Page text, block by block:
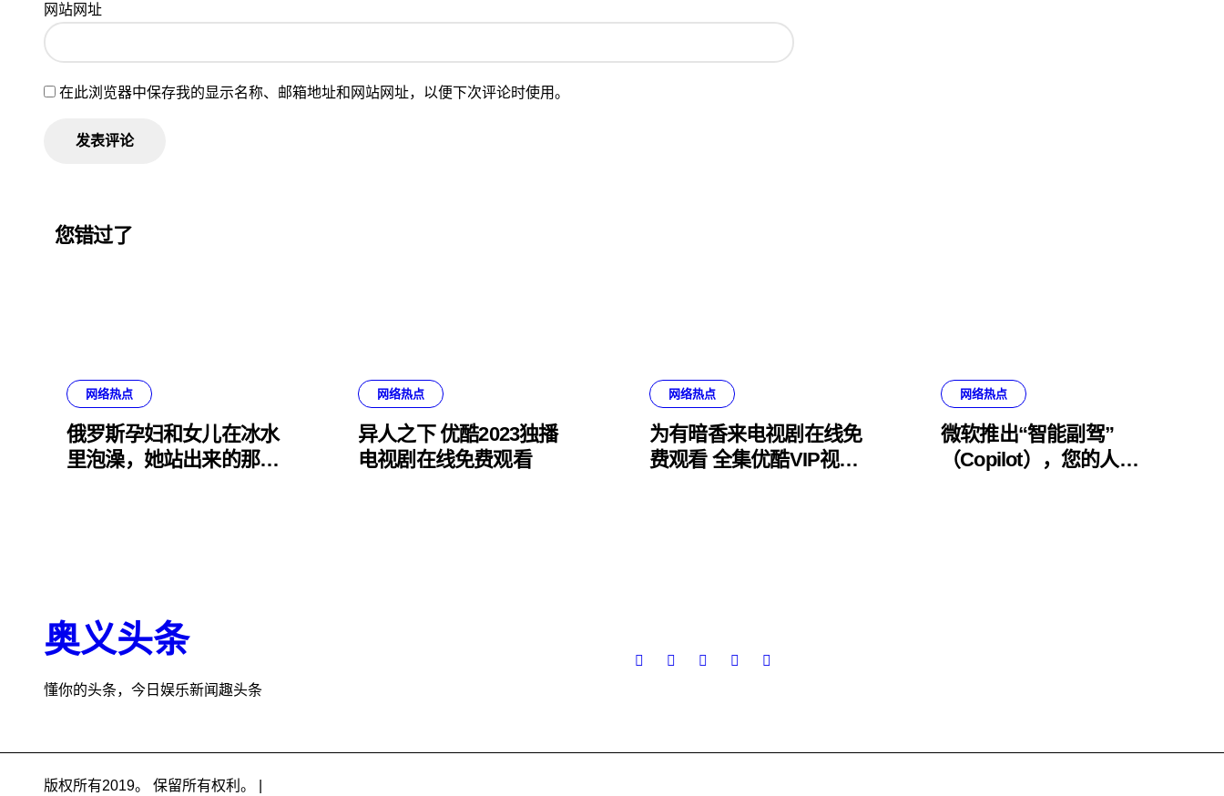
网站网址
在此浏览器中保存我的显示名称、邮箱地址和网站网址，以便下次评论时使用。
您错过了
网络热点
俄罗斯孕妇和女儿在冰水
里泡澡，她站出来的那一
网络热点
异人之下 优酷2023独播
电视剧在线免费观看
网络热点
为有暗香来电视剧在线免
费观看 全集优酷VIP视频
网络热点
微软推出“智能副驾”
（Copilot），您的人工
奥义头条
懂你的头条，今日娱乐新闻趣头条
版权所有2019。 保留所有权利。